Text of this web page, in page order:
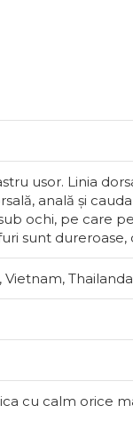
usor. Linia
anală și
ochi, pe care
sunt
cu calm orice